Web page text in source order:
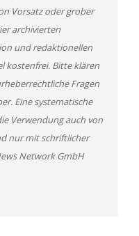
Vorsatz oder grober
archivierten
und redaktionellen
kostenfrei. Bitte klären
Fragen
Eine systematische
Verwendung auch von
nur mit schriftlicher
Network GmbH